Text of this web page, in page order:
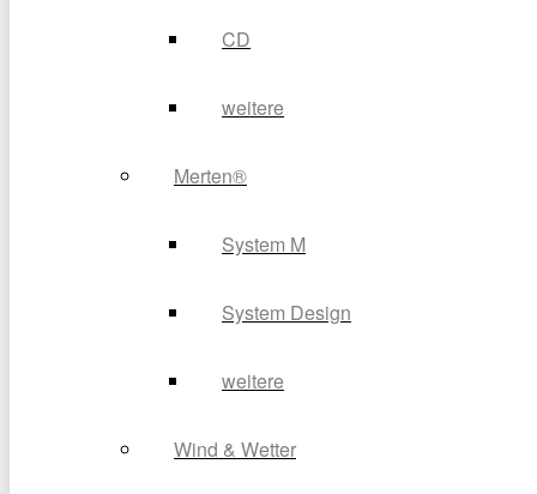
CD
weitere
Merten®
System M
System Design
weitere
Wind & Wetter